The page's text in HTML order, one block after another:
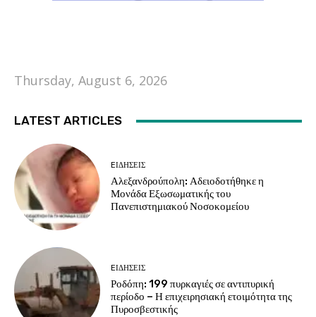
Thursday, August 6, 2026
LATEST ARTICLES
EΙΔΗΣΕΙΣ
Αλεξανδρούπολη: Αδειοδοτήθηκε η
Μονάδα Εξωσωματικής του
Πανεπιστημιακού Νοσοκομείου
EΙΔΗΣΕΙΣ
Ροδόπη: 199 πυρκαγιές σε αντιπυρική
περίοδο – Η επιχειρησιακή ετοιμότητα της
Πυροσβεστικής